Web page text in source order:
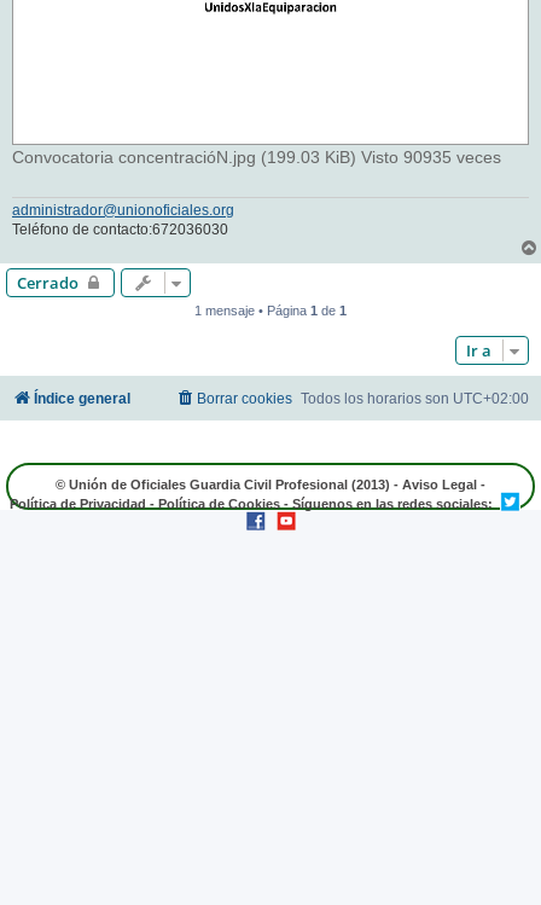
Convocatoria concentracióN.jpg (199.03 KiB) Visto 90935 veces
administrador@unionoficiales.org
Teléfono de contacto:672036030
Cerrado
1 mensaje • Página 1 de 1
Ir a
Índice general Todos los horarios son UTC+02:00
Borrar cookies
© Unión de Oficiales Guardia Civil Profesional (2013) - Aviso Legal -
Política de Privacidad-Política de Cookies- Síguenos en las redes sociales: